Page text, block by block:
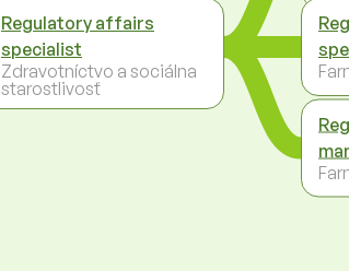
Regulatory affairs
specialist
Zdravotníctvo a sociálna
starostlivosť